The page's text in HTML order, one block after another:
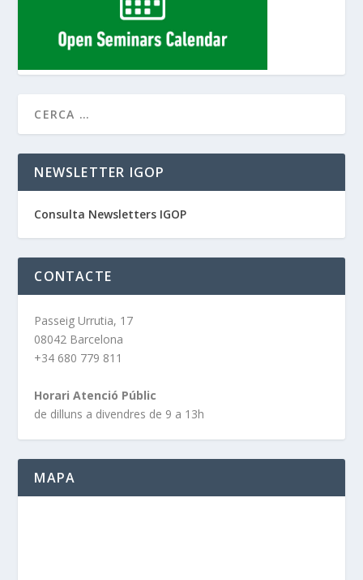
NEWSLETTER IGOP
Consulta Newsletters IGOP
CONTACTE
Passeig Urrutia, 17
08042 Barcelona
+34 680 779 811
Horari Atenció Públic
de dilluns a divendres de 9 a 13h
MAPA